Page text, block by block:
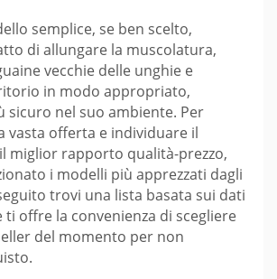
semplice, se ben scelto,
di allungare la muscolatura,
vecchie delle unghie e
in modo appropriato,
sicuro nel suo ambiente. Per
vasta offerta e individuare il
miglior rapporto qualità-prezzo,
i modelli più apprezzati dagli
trovi una lista basata sui dati
ti offre la convenienza di scegliere
del momento per non